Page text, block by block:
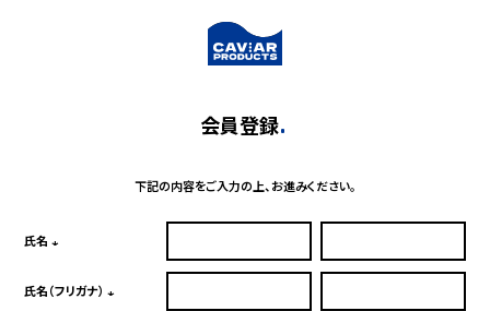
会員登録
下記の内容をご入力の上、お進みください。
氏名
須)
氏名（フリガナ）